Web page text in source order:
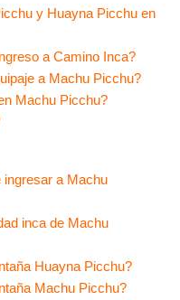
y Huayna Picchu en
a Camino Inca?
a Machu Picchu?
Machu Picchu?
ingresar a Machu
inca de Machu
Huayna Picchu?
Machu Picchu?